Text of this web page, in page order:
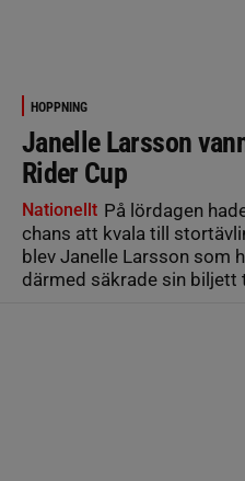
HOPPNING
Janelle Larsson
Rider Cup
Nationellt På lördagen
chans att kvala till
blev Janelle Larsson som
därmed säkrade sin biljett